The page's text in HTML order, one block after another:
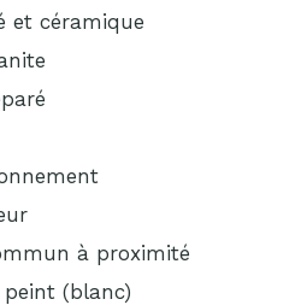
et céramique
à proximité
(blanc)